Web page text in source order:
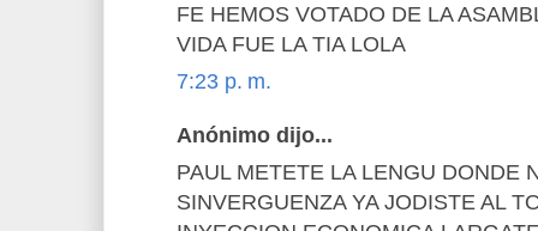
FE HEMOS VOTADO DE LA
VIDA FUE LA TIA LOLA
7:23 p. m.
Anónimo dijo...
PAUL METETE LA LENGU DONDE
SINVERGUENZA YA JODISTE AL